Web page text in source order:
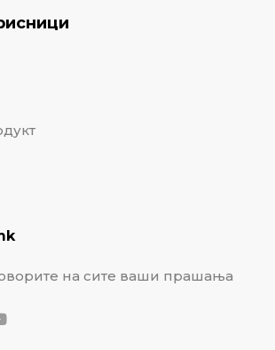
на сите ваши прашања